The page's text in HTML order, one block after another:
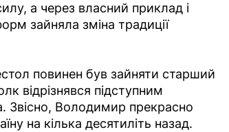
а через власний приклад і
зайняла зміна традиції
повинен був зайняти старший
відрізнявся підступним
Звісно, Володимир прекрасно
на кілька десятиліть назад.